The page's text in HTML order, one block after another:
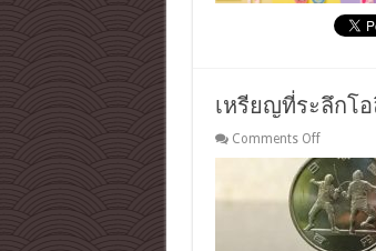
คอลเล
คชั่น
แบบ
มี
หรือ
จะ
ไม่
ช้อป
เหรียญที่ระลึกโ
Comments Offon
เหรียญ
ที่
ระลึก
โอลิมปิก
ของ